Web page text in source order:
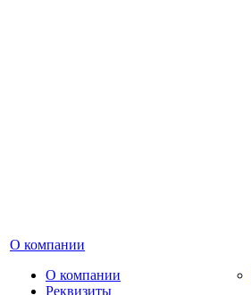
О компании
О компании
Реквизиты